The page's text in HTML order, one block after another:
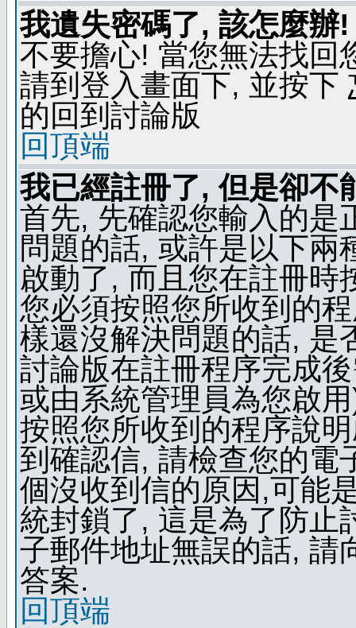
我遺失密碼了, 該怎麼辦!
不要擔心! 當您無法找回
請到登入畫面下, 並按下
的回到討論版
回頂端
我已經註冊了, 但是卻不
首先, 先確認您輸入的是
問題的話, 或許是以下兩
啟動了, 而且您在註冊時
您必須按照您所收到的
樣還沒解決問題的話, 是
討論版在註冊程序完成
或由系統管理員為您啟
按照您所收到的程序說
到確認信, 請檢查您的電
個沒收到信的原因,可能
統封鎖了, 這是為了防止
子郵件地址無誤的話, 請
答案.
回頂端